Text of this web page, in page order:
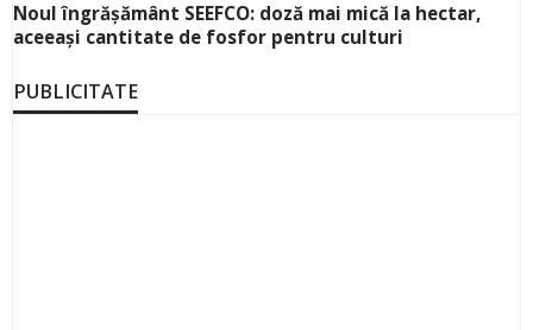
Noul îngrășământ SEEFCO: doză mai mică la hectar,
aceeași cantitate de fosfor pentru culturi
PUBLICITATE